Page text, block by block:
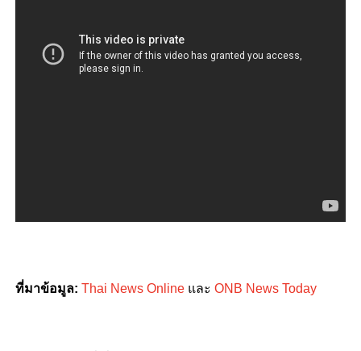
ที่มาข้อมูล: Thai News Onlineและ ONB News Today